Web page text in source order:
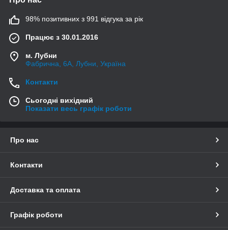
98% позитивних з 991 відгука за рік
Працює з 30.01.2016
м. Лубни
Фабрична, 6А, Лубни, Україна
Контакти
Сьогодні вихідний
Показати весь графік роботи
Про нас
Контакти
Доставка та оплата
Графік роботи